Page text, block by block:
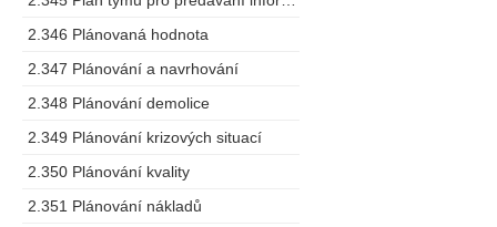
2.346 Plánovaná hodnota
2.347 Plánování a navrhování
2.348 Plánování demolice
2.349 Plánování krizových situací
2.350 Plánování kvality
2.351 Plánování nákladů